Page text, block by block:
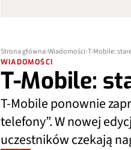
Strona główna Wiadomości T-Mobile:
WIADOMOŚCI
T-Mobile:
T-Mobile ponownie
telefony”. W nowej
uczestników czekają